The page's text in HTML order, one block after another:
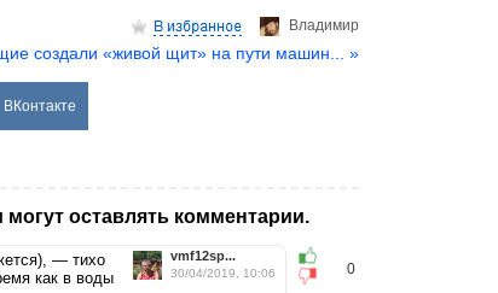
Владимир
создали «живой щит» на пути машин... »
ВКонтакте
оставлять комментарии.
0
vmf12sp...
30/04/2019, 10:06
— тихо
как в воды